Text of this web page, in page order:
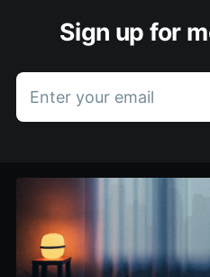
Sign up for
Enter your email